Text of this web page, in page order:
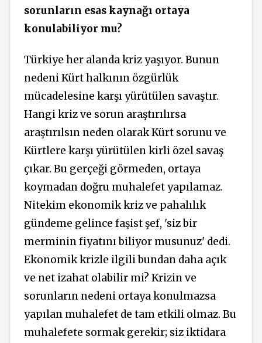
sorunların esas kaynağı ortaya
konulabiliyor mu?
Türkiye her alanda kriz yaşıyor. Bunun
nedeni Kürt halkının özgürlük
mücadelesine karşı yürütülen savaştır.
Hangi kriz ve sorun araştırılırsa
araştırılsın neden olarak Kürt sorunu ve
Kürtlere karşı yürütülen kirli özel savaş
çıkar. Bu gerçeği görmeden, ortaya
koymadan doğru muhalefet yapılamaz.
Nitekim ekonomik kriz ve pahalılık
gündeme gelince faşist şef, 'siz bir
merminin fiyatını biliyor musunuz' dedi.
Ekonomik krizle ilgili bundan daha açık
ve net izahat olabilir mi? Krizin ve
sorunların nedeni ortaya konulmazsa
yapılan muhalefet de tam etkili olmaz. Bu
muhalefete sormak gerekir; siz iktidara